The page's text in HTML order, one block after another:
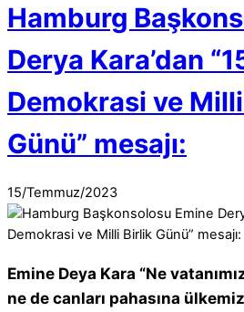
Hamburg
Derya Kara’dan
Demokrasi ve
Günü” mesajı:
15/Temmuz/2023
Emine Deya Kara “Ne
ne de canları pahasına